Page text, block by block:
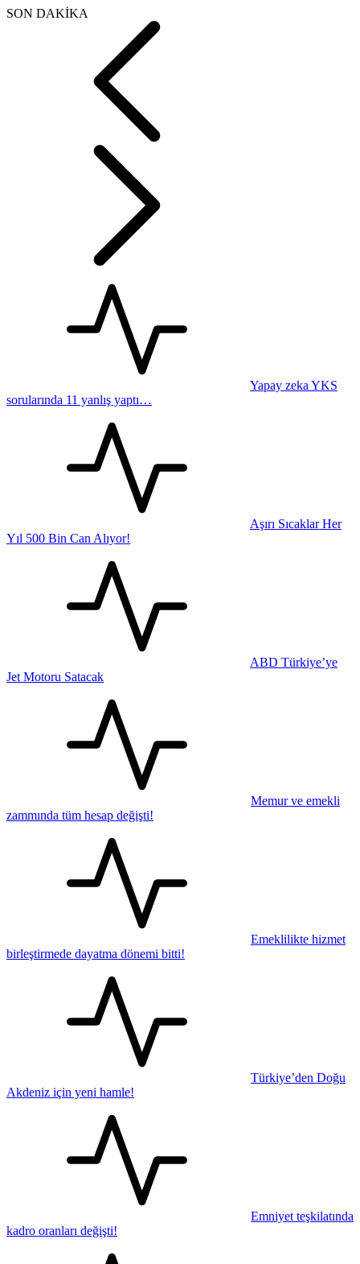
SON DAKİKA
Yapay zeka YKS
sorularında 11 yanlış yaptı…
Aşırı Sıcaklar Her
Yıl 500 Bin Can Alıyor!
ABD Türkiye’ye
Jet Motoru Satacak
Memur ve emekli
zammında tüm hesap değişti!
Emeklilikte hizmet
birleştirmede dayatma dönemi bitti!
Türkiye’den Doğu
Akdeniz için yeni hamle!
Emniyet teşkilatında
kadro oranları değişti!